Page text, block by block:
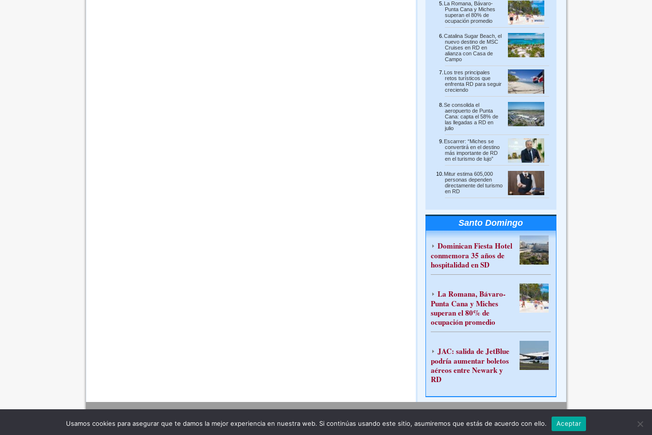
La Romana, Bávaro-
Punta Cana y Miches
superan el 80% de
ocupación promedio
Catalina Sugar Beach, el
nuevo destino de MSC
Cruises en RD en
alianza con Casa de
Campo
Los tres principales
retos turísticos que
enfrenta RD para seguir
creciendo
Se consolida el
aeropuerto de Punta
Cana: capta el 58% de
las llegadas a RD en
julio
Escarrer: “Miches se
convertirá en el destino
más importante de RD
en el turismo de lujo”
Mitur estima 605,000
personas dependen
directamente del turismo
en RD
Santo Domingo
Dominican Fiesta Hotel
conmemora 35 años de
hospitalidad en SD
La Romana, Bávaro-
Punta Cana y Miches
superan el 80% de
ocupación promedio
JAC: salida de JetBlue
podría aumentar boletos
aéreos entre Newark y
RD
Usamos cookies para asegurar que te damos la mejor experiencia en nuestra web. Si continúas usando este sitio, asumiremos que estás de acuerdo con ello. Aceptar